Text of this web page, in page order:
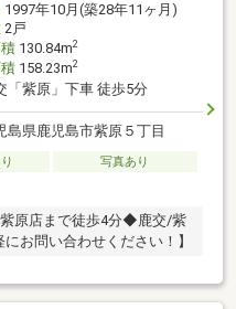
1997年10月(築28年11ヶ月)
2戸
130.84m2
158.23m2
「紫原」下車 徒歩5分
島県鹿児島市紫原５丁目
写真あり
原店まで徒歩4分◆鹿交/紫
お問い合わせください！】